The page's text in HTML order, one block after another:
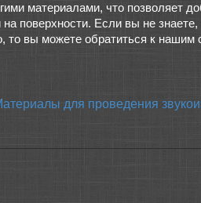
материалами, что позволяет
поверхности. Если вы не
вы можете обратиться к нашим
для проведения